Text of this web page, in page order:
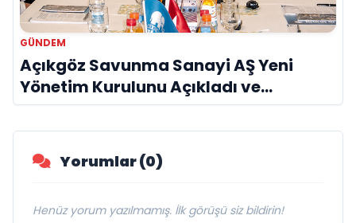
GÜNDEM
Açıkgöz Savunma Sanayi AŞ Yeni
Yönetim Kurulunu Açıkladı ve
Savunma Sanayinde Küresel Vizyon
Vurgusu
Yorumlar (0)
Henüz yorum yazılmamış. İlk görüşü siz bildirin!